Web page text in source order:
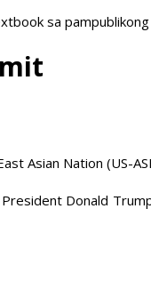
sa
Asian Nation (US-
Donald